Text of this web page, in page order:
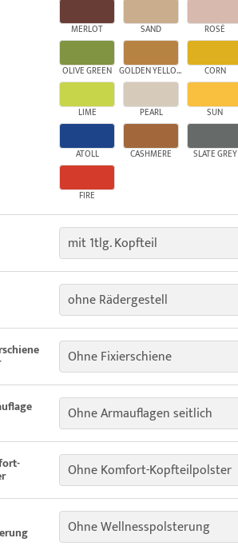
MERLOT SAND ROSÉ
OLIVE GREEN GOLDEN YELLOW CORN
LIME PEARL SUN
ATOLL CASHMERE SLATE GREY
FIRE
mit 1tlg. Kopfteil
ohne Rädergestell
Ohne Fixierschiene
Ohne Armauflagen seitlich
Ohne Komfort-Kopfteilpolster
Ohne Wellnesspolsterung